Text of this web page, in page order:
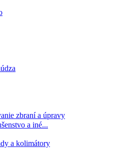
zbraní a úpravy
a iné...
a kolimátory